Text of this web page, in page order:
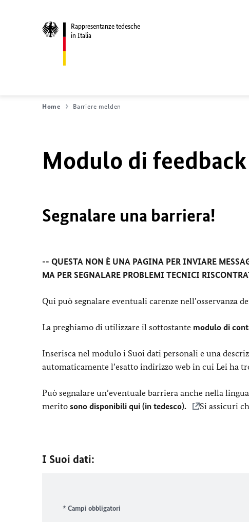
Rappresentanze tedesche
in Italia
Home Barriere melden
Modulo di
Segnalare una barriera!
-- QUESTA NON È UNA PAGINA PER INVIARE
MA PER SEGNALARE PROBLEMI TECNICI
Qui può segnalare eventuali carenze nell’osservanza
La preghiamo di utilizzare il sottostante modulo di
Inserisca nel modulo i Suoi dati personali e una
automaticamente l’esatto indirizzo web in cui Lei ha
Può segnalare un’eventuale barriera anche nella
merito sono disponibili qui (in tedesco). Si assicuri
I Suoi dati:
* Campi obbligatori